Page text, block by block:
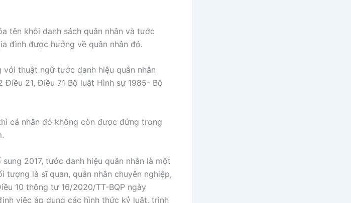
tên khỏi danh sách quân nhân và tước
đình được hưởng về quân nhân đó.
thuật ngữ tước danh hiệu quân nhân
21, Điều 71 Bộ luật Hình sự 1985- Bộ
cá nhân đó không còn được đứng trong
2017, tước danh hiệu quân nhân là một
là sĩ quan, quân nhân chuyên nghiệp,
10 thông tư 16/2020/TT-BQP ngày
việc áp dụng các hình thức kỷ luật, trình